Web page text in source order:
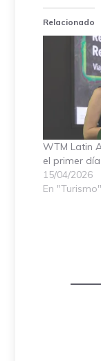
Relacionado
WTM Latin
el primer
15/04/2026
En "Turismo"